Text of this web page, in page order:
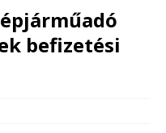
befizetési